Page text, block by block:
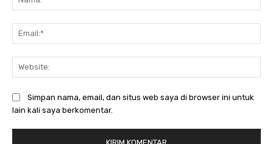
Simpan nama, email, dan situs web saya di browser ini untuk
lain kali saya berkomentar.